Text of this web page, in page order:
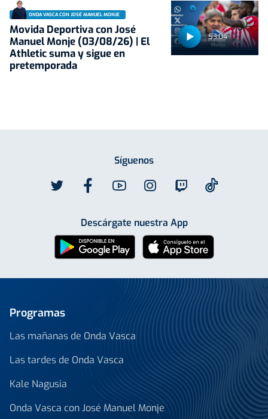
53:04
ONDA VASCA CON JOSÉ MANUEL MONJE
Movida Deportiva con José
Manuel Monje (03/08/26) | El
Athletic suma y sigue en
pretemporada
Síguenos
Descárgate nuestra App
Programas
Las mañanas de Onda Vasca
Las tardes de Onda Vasca
Kale Nagusia
Onda Vasca con José Manuel Monje